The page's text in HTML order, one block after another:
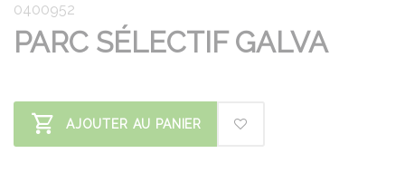
0400952
PARC SÉLECTIF GALVA
AJOUTER AU PANIER